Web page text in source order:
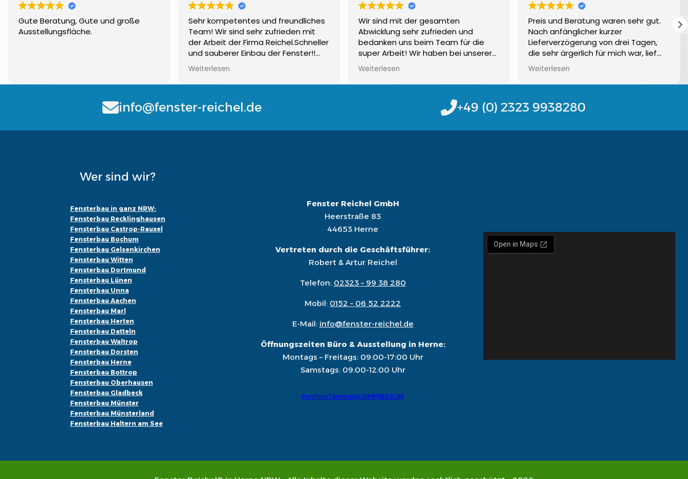
Gute Beratung, Gute und große
Ausstellungsfläche.
Sehr kompetentes und freundliches
Team! Wir sind sehr zufrieden mit
der Arbeit der Firma Reichel.Schneller
und sauberer Einbau der Fenster!!
Auch bei Fragen ist immer jemand zu
erreichen, empfehlenswert!!!Gerne
wieder...
Weiterlesen
Wir sind mit der gesamten
Abwicklung sehr zufrieden und
bedanken uns beim Team für die
super Arbeit! Wir haben bei unserer
Wohnung komplett neue Fenster
einbauen lassen und sind mit allem
sehr zufrieden gewesen! Gerne
Auch der zweite Auftrag 6 Monate
später wurde super ausgeführt!! Wir
Weiterlesen
Preis und Beratung waren sehr gut.
Nach anfänglicher kurzer
Lieferverzögerung von drei Tagen,
die sehr ärgerlich für mich war, lief
auch die Montage einwandfrei ab!
An eurer Termingestaltung solltet ihr
aber arbeiten. Die drei Tage in der
Ansonsten alles sehr gut und sauber
Weiterlesen
info@fenster-reichel.de +49 (0) 2323 9938280
Wer sind wir?
Fensterbau in ganz NRW:
Fensterbau Recklinghausen
Fensterbau Castrop-Rauxel
Fensterbau Bochum
Fensterbau Gelsenkirchen
Fensterbau Witten
Fensterbau Dortmund
Fensterbau Lünen
Fensterbau Unna
Fensterbau Aachen
Fensterbau Marl
Fensterbau Herten
Fensterbau Datteln
Fensterbau Waltrop
Fensterbau Dorsten
Fensterbau Herne
Fensterbau Bottrop
Fensterbau Oberhausen
Fensterbau Gladbeck
Fensterbau Münster
Fensterbau Münsterland
Fensterbau Haltern am See
Fenster Reichel GmbH
Heerstraße 83
44653 Herne
Vertreten durch die Geschäftsführer:
Robert & Artur Reichel
Telefon: 02323 – 99 38 280
Mobil: 0152 – 06 52 2222
E-Mail: info@fenster-reichel.de
Öffnungszeiten Büro & Ausstellung in Herne:
Montags – Freitags: 09:00-17:00 Uhr
Samstags: 09:00-12:00 Uhr
PortfolioTermineAGBIMPRESSUM